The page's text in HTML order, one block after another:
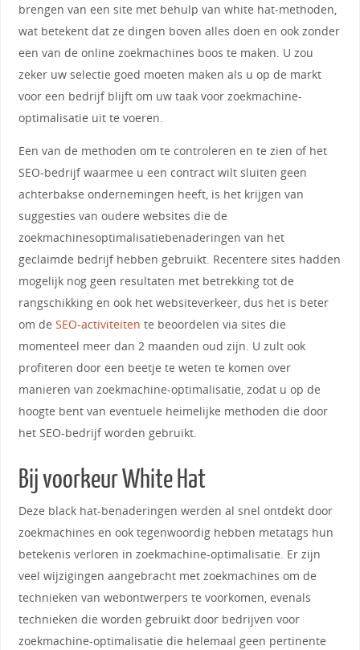
brengen van een site met behulp van white hat-methoden,
wat betekent dat ze dingen boven alles doen en ook zonder
een van de online zoekmachines boos te maken. U zou
zeker uw selectie goed moeten maken als u op de markt
voor een bedrijf blijft om uw taak voor zoekmachine-
optimalisatie uit te voeren.
Een van de methoden om te controleren en te zien of het
SEO-bedrijf waarmee u een contract wilt sluiten geen
achterbakse ondernemingen heeft, is het krijgen van
suggesties van oudere websites die de
zoekmachinesoptimalisatiebenaderingen van het
geclaimde bedrijf hebben gebruikt. Recentere sites hadden
mogelijk nog geen resultaten met betrekking tot de
rangschikking en ook het websiteverkeer, dus het is beter
om de SEO-activiteiten te beoordelen via sites die
momenteel meer dan 2 maanden oud zijn. U zult ook
profiteren door een beetje te weten te komen over
manieren van zoekmachine-optimalisatie, zodat u op de
hoogte bent van eventuele heimelijke methoden die door
het SEO-bedrijf worden gebruikt.
Bij voorkeur White Hat
Deze black hat-benaderingen werden al snel ontdekt door
zoekmachines en ook tegenwoordig hebben metatags hun
betekenis verloren in zoekmachine-optimalisatie. Er zijn
veel wijzigingen aangebracht met zoekmachines om de
technieken van webontwerpers te voorkomen, evenals
technieken die worden gebruikt door bedrijven voor
zoekmachine-optimalisatie die helemaal geen pertinente